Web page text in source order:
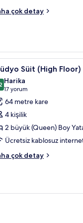
çok detay
7 Süit (High Floor)
/ 10
Harika
17 yorum
(17
yorum)
64 metre kare
4 kişilik
2 büyük (Queen) Boy
Ücretsiz kablosuz
çok detay